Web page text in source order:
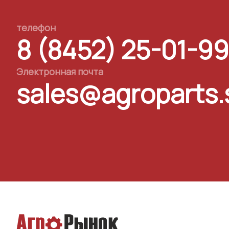
телефон
8 (8452) 25-01-99
Электронная почта